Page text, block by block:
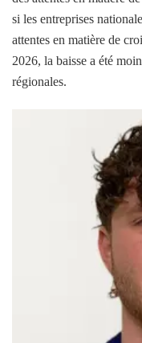
si les entreprises
attentes en matière de
2026, la baisse a été
régionales.